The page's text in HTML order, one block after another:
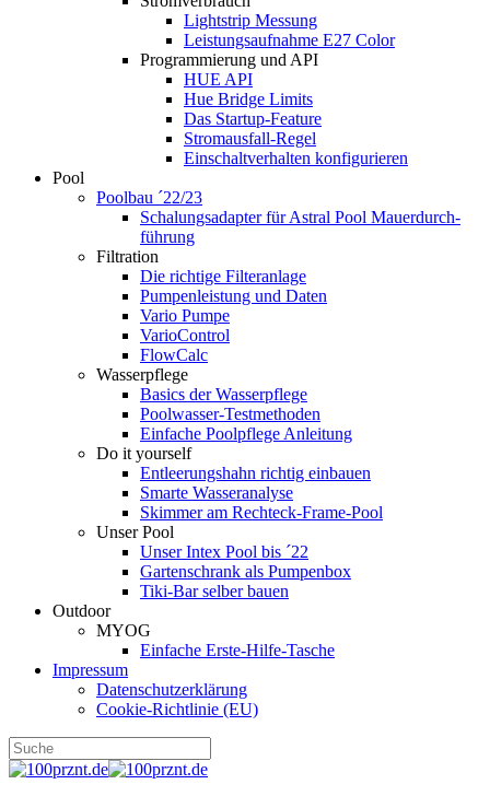
Lightstrip Messung
Leistungsaufnahme E27 Color
Programmierung und API
HUE API
Hue Bridge Limits
Das Startup-Feature
Stromausfall-Regel
Einschaltverhalten konfigurieren
Pool
Poolbau ´22/23
Schalungs­adapter für Astral Pool Mauer­durch­
führung
Filtration
Die richtige Filter­anlage
Pumpenleistung und Daten
Vario Pumpe
Vario­Control
FlowCalc
Wasserpflege
Basics der Wasserpflege
Poolwasser-Testmethoden
Einfache Poolpflege Anleitung
Do it yourself
Ent­leerungs­hahn richtig einbauen
Smarte Wasseranalyse
Skimmer am Rechteck-Frame-Pool
Unser Pool
Unser Intex Pool bis ´22
Gartenschrank als Pumpenbox
Tiki-Bar selber bauen
Outdoor
MYOG
Einfache Erste-Hilfe-Tasche
Impressum
Datenschutzerklärung
Cookie-Richtlinie (EU)